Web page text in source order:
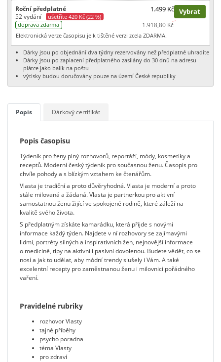
Roční předplatné
52 vydání
ušetříte 420 Kč (22 %)
doprava zdarma
1.499 Kč
1.918,80 Kč
Vybrat
Elektronická verze časopisu je k tištěné verzi zcela ZDARMA.
Dárky jsou po objednání dva týdny rezervovány než předplatné uhradíte
Dárky jsou po zaplacení předplatného zasílány do 30 dnů na adresu
plátce jako balík na poštu
výtisky budou doručovány pouze na území České republiky
Popis Dárkový certifikát
Popis časopisu
Týdeník pro ženy plný rozhovorů, reportáží, módy, kosmetiky a
receptů. Moderní český týdeník pro současnou ženu. Časopis pro
chvíle pohody a s blízkým vztahem ke čtenářům.
Vlasta je tradiční a proto důvěryhodná. Vlasta je moderní a proto
stále milovaná a žádaná. Vlasta je partnerkou pro aktivní
samostatnou ženu žijící ve spokojené rodině, které záleží na
kvalitě svého života.
S předplatným získáte kamarádku, která přijde s novými
informace každý týden. Najdete v ní rozhovory se zajímavými
lidmi, portréty silných a inspirativních žen, nejnovější informace
o medicíně, tipy na aktivní i pasivní dovolenou. Budete vědět, co se
nosí a jak to udělat, aby módní trendy slušely i Vám. A také
excelentní recepty pro zaměstnanou ženu i milovnici pořádného
vaření.
Pravidelné rubriky
rozhovor Vlasty
tajné příběhy
psycho poradna
téma Vlasty
pro zdraví